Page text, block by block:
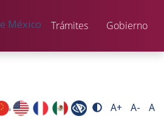
Trámites Gobierno
A+ A- A